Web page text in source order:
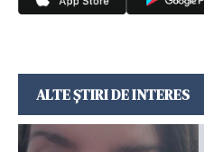
ALTE ȘTIRI DE INTERES